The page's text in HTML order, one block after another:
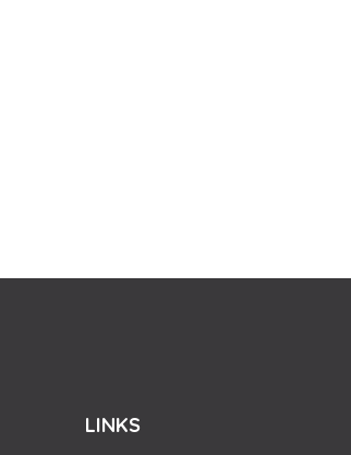
LINKS